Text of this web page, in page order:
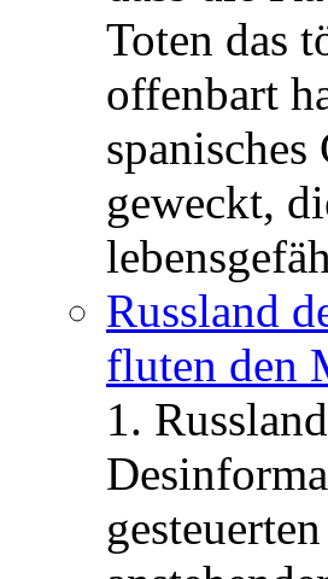
Toten das
offenbart
geweckt,
Russland
fluten den
1.